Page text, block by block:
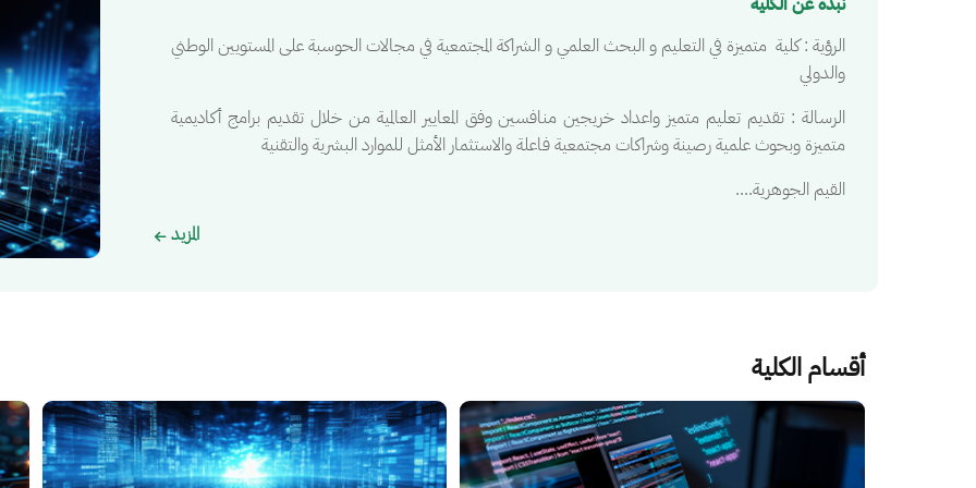
الرؤية ‏: كلية متميزة في التعليم و البحث العلمي و الشراكة المجتمعية في مجالات الحوسبة على المستويين الوطني
والدولي
‏الرسالة ‏: تقديم تعليم متميز واعداد خريجين منافسين وفق المعايير العالمية من خلال تقديم برامج أكاديمية
متميزة وبحوث علمية رصينة وشراكات مجتمعية فاعلة والاستثمار الأمثل للموارد البشرية والتقنية
‏القيم الجوهرية....‏
المزيد
أقسام الكلية
الصورة الصورة